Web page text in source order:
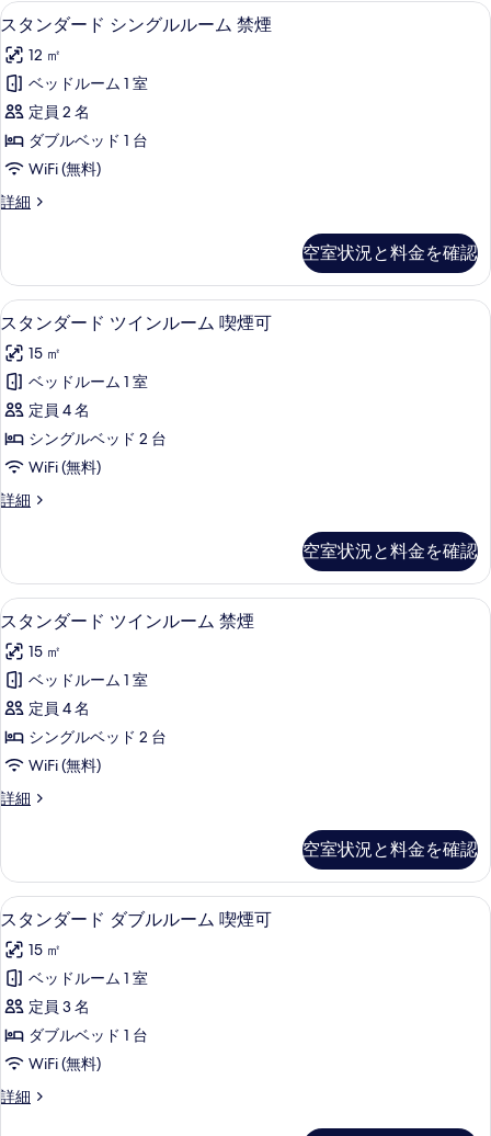
真
を
表
示
す
る
ム
禁
煙
の
す
べ
て
真
を
表
示
す
る
ン
ル
ル
ー
ム
禁
煙
の
詳
ス
タ
ン
ダ
ー
ド
ン
ル
ル
ー
ム
禁
煙
の
す
べ
写
真
を
表
示
す
る
デスク、アイロン / アイロン台、
13
スタンダード シングルルーム 禁煙
12 ㎡
ベッドルーム 1 室
定員 2 名
ダブルベッド 1 台
WiFi (無料)
詳細
ス
ー
ド
シ
グ
ル
ル
ー
ム
禁
煙
の
空室状況と料金を確認
ス
タ
ン
ダ
ー
ド
イ
ル
ー
ム
喫
煙
可
の
す
べ
写
真
を
表
示
す
る
デスク、アイロン / アイロン台、
12
スタンダード ツインルーム 喫煙可
15 ㎡
ベッドルーム 1 室
定員 4 名
シングルベッド 2 台
WiFi (無料)
詳細
ス
ー
ド
ツ
ン
ル
ー
ム
喫
煙
可
の
空室状況と料金を確認
ス
タ
ン
ダ
ー
ド
イ
ル
ー
ム
禁
煙
の
す
べ
て
デスク、アイロン / アイロン台、
12
スタンダード ツインルーム 禁煙
15 ㎡
ベッドルーム 1 室
定員 4 名
シングルベッド 2 台
WiFi (無料)
詳細
ス
ー
ド
ツ
ン
ル
ー
ム
禁
煙
の
詳
空室状況と料金を確認
ス
タ
ン
ダ
ー
ド
ブ
デスク、アイロン / アイロン台、
12
スタンダード ダブルルーム 喫煙可
15 ㎡
ベッドルーム 1 室
定員 3 名
ダブルベッド 1 台
WiFi (無料)
詳細
ス